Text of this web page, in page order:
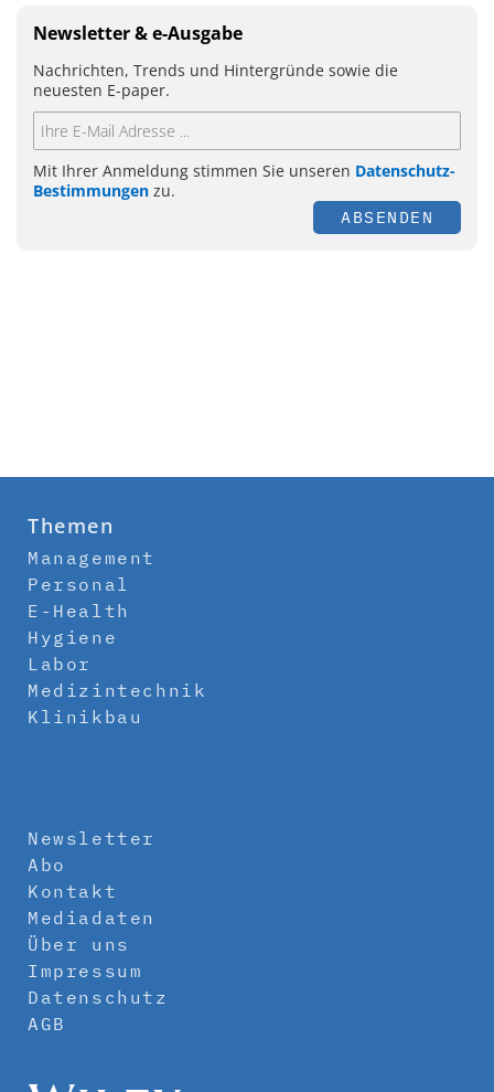
Newsletter & e-Ausgabe
Nachrichten, Trends und Hintergründe sowie die
neuesten E-paper.
Mit Ihrer Anmeldung stimmen Sie unseren Datenschutz-
Bestimmungen zu.
ABSENDEN
Themen
Management
Personal
E-Health
Hygiene
Labor
Medizintechnik
Klinikbau
Newsletter
Abo
Kontakt
Mediadaten
Über uns
Impressum
Datenschutz
AGB